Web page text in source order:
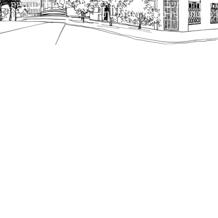
הנוסח המחייב הוא זה הקבוע בהוראות הדין הרלוונטיות
כפי שתהיינה בתוקף מעת לעת.